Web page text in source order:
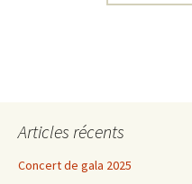
Articles récents
Concert de gala 2025